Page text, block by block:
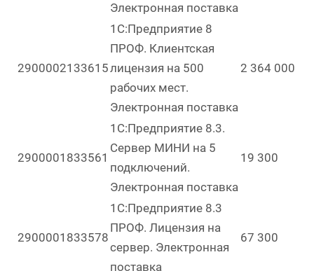
Электронная поставка
2900002133615
1С:Предприятие 8
ПРОФ. Клиентская
лицензия на 500
рабочих мест.
Электронная поставка
2 364 000
2900001833561
1С:Предприятие 8.3.
Сервер МИНИ на 5
подключений.
Электронная поставка
19 300
2900001833578
1С:Предприятие 8.3
ПРОФ. Лицензия на
сервер. Электронная
поставка
67 300